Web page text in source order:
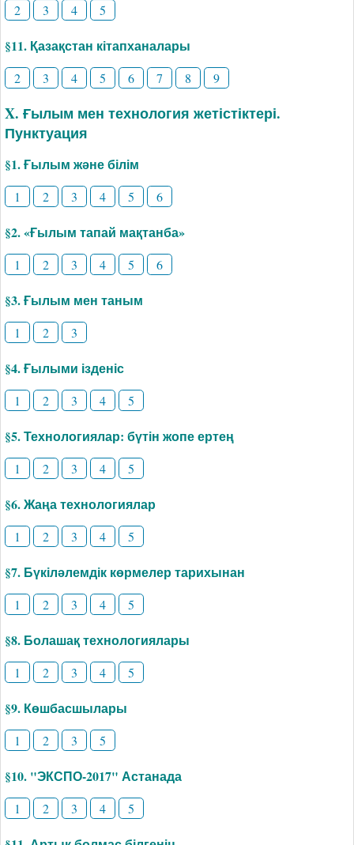
2 3 4 5
§11. Қазақстан кітапханалары
2 3 4 5 6 7 8 9
X. Ғылым мен технология жетістіктері.
Пунктуация
§1. Ғылым және білім
1 2 3 4 5 6
§2. «Ғылым тапай мақтанба»
1 2 3 4 5 6
§3. Ғылым мен таным
1 2 3
§4. Ғылыми ізденіс
1 2 3 4 5
§5. Технологиялар: бүтін жопе ертең
1 2 3 4 5
§6. Жаңа технологиялар
1 2 3 4 5
§7. Бүкіләлемдік көрмелер тарихынан
1 2 3 4 5
§8. Болашақ технологиялары
1 2 3 4 5
§9. Көшбасшылары
1 2 3 5
§10. "ЭКСПО-2017" Астанада
1 2 3 4 5